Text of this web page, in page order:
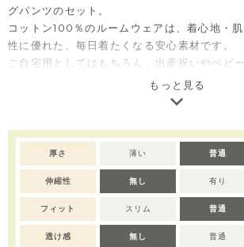
グパンツのセット。
コットン100％のルームウェアは、着心地・
性に優れた、毎日着たくなる安心素材です。
ご自宅用としてはもちろん、出産祝いやベビ
も喜ばれるセットアイテムです。
80サイズ：前ボタン全開き、90-110サイズ
き、120-130サイズ：ボタン無し。
※小さいサイズはボトムスのヒップ部分がオ
ゆとりある設計となっています。
※濃色部分は、摩擦や汗・雨などにより、他
グ等に色移りする場合がございます。淡色の
や着用の際は、十分ご注意ください。
もっと見る
厚さ 薄い 普通
伸縮性 無し 有り
フィット スリム 普通
透け感 無し 普通